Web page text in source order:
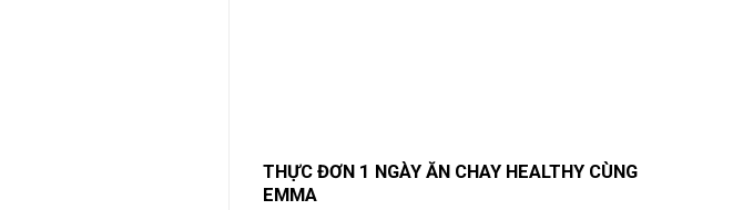
THỰC ĐƠN 1 NGÀY ĂN CHAY HEALTHY CÙNG
EMMA